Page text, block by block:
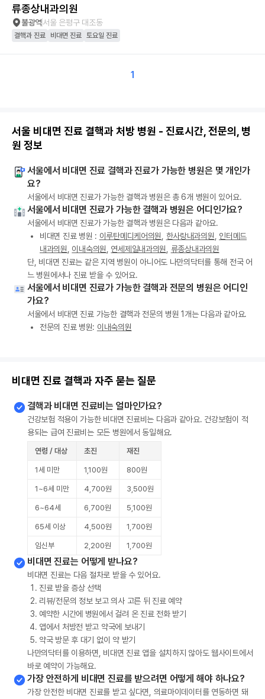
류종상내과의원
불광역서울 은평구 대조동
결핵과 진료 비대면 진료 토요일 진료
1
서울 비대면 진료 결핵과 처방 병원 - 진료시간, 전문의, 병
원 정보
서울에서 비대면 진료 결핵과 진료가 가능한 병원은 몇 개인가
요?
서울에서 비대면 진료가 가능한 결핵과 병원은 총 6개 병원이 있어요.
서울에서 비대면 진료가 가능한 결핵과 병원은 어디인가요?
서울에서 비대면 진료가 가능한 결핵과 병원은 다음과 같아요.
비대면 진료 병원 : 이루탄메디케어의원 한사랑내과의원
인터메드
내과의원
이내숙의원 연세제일내과의원
류종상내과의원
단, 비대면 진료는 같은 지역 병원이 아니어도 나만의닥터를 통해 전국 어
느 병원에서나 진료 받을 수 있어요.
서울에서 비대면 진료가 가능한 결핵과 전문의 병원은 어디인
가요?
서울에서 비대면 진료 가능한 결핵과 전문의 병원 1개는 다음과 같아요.
전문의 진료 병원: 이내숙의원
비대면 진료 결핵과 자주 묻는 질문
결핵과 비대면 진료비는 얼마인가요?
건강보험 적용이 가능한 비대면 진료비는 다음과 같아요. 건강보험이 적
용되는 급여 진료비는 모든 병원에서 동일해요.
연령 / 대상 초진 재진
1세 미만 1,100원 800원
1~6세 미만 4,700원 3,500원
6~64세 6,700원 5,100원
65세 이상 4,500원 1,700원
임신부 2,200원 1,700원
비대면 진료는 어떻게 받나요?
비대면 진료는 다음 절차로 받을 수 있어요.
진료 받을 증상 선택
리뷰/전문의 정보 보고 의사 고른 뒤 진료 예약
예약한 시간에 병원에서 걸려 온 진료 전화 받기
앱에서 처방전 받고 약국에 보내기
약국 방문 후 대기 없이 약 받기
나만의닥터를 이용하면, 비대면 진료 앱을 설치하지 않아도 웹사이트에서
바로 예약이 가능해요.
가장 안전하게 비대면 진료를 받으려면 어떻게 해야 하나요?
가장 안전한 비대면 진료를 받고 싶다면, 의료마이데이터를 연동하면 돼